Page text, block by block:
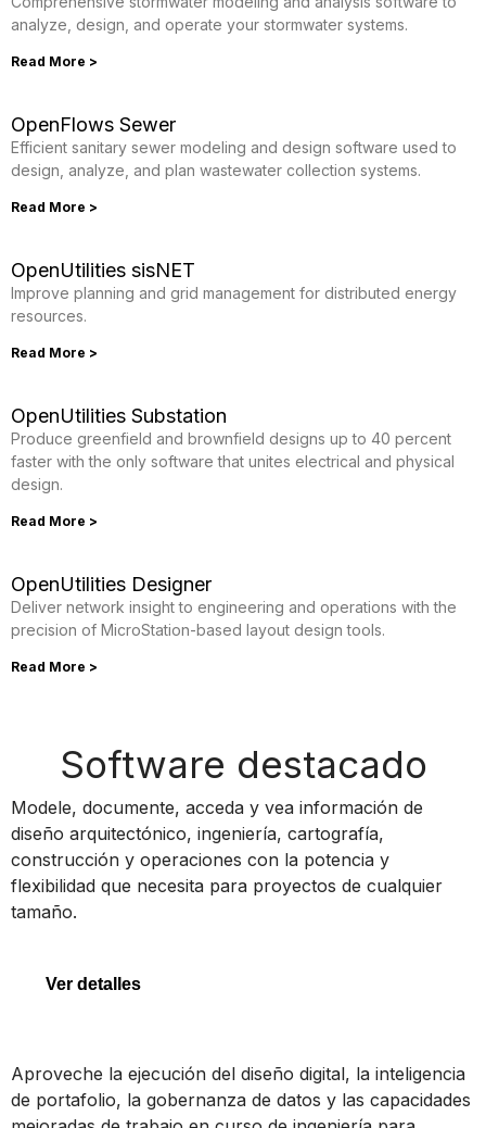
analyze, design, and operate your stormwater systems.
Read More >
OpenFlows Sewer
Efficient sanitary sewer modeling and design software used to
design, analyze, and plan wastewater collection systems.
Read More >
OpenUtilities sisNET
Improve planning and grid management for distributed energy
resources.
Read More >
OpenUtilities Substation
Produce greenfield and brownfield designs up to 40 percent
faster with the only software that unites electrical and physical
design.
Read More >
OpenUtilities Designer
Deliver network insight to engineering and operations with the
precision of MicroStation-based layout design tools.
Read More >
Software destacado
MicroStation
MicroStation
Modele, documente, acceda y vea información de
diseño arquitectónico, ingeniería, cartografía,
construcción y operaciones con la potencia y
flexibilidad que necesita para proyectos de cualquier
tamaño.
Ver detalles
Aproveche la ejecución del diseño digital, la inteligencia
de portafolio, la gobernanza de datos y las capacidades